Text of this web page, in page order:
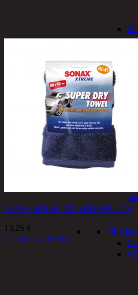
Piha ja
SONAX SUPER DRY KUIVAUSLIINA
13,25 €
Lisää ostoskoriin